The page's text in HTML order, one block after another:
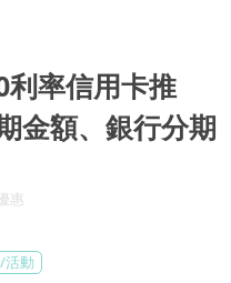
利率信用卡推
金額、銀行分期
惠
活動